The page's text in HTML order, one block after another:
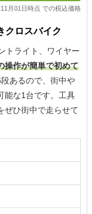
月01日時点 での税込価格
クロスバイク
トライト、ワイヤー
操作が簡単で初めて
あるので、街中や
能な1台です。工具
ぜひ街中で走らせて